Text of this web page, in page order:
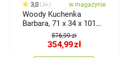
3,0 2x w magazynie
Woody Kuchenka
Barbara, 71 x 34 x 101
576,99 zł
354,99zł